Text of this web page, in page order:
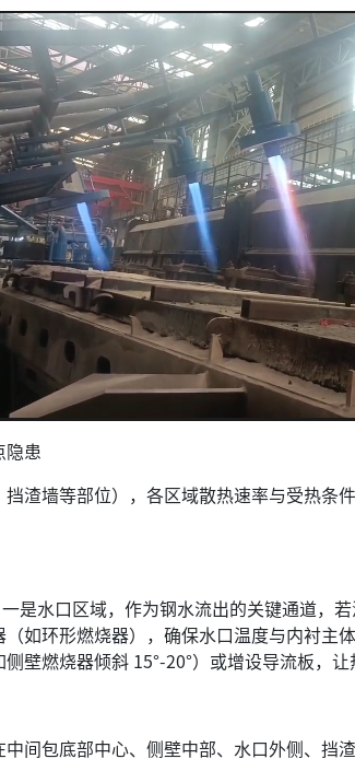
隐患
挡渣墙等部位），各区域散热速率与受热
水口区域，作为钢水流出的关键通道，
（如环形燃烧器），确保水口温度与内衬
壁燃烧器倾斜 15°-20°）或增设导流板，让
包底部中心、侧壁中部、水口外侧、挡渣